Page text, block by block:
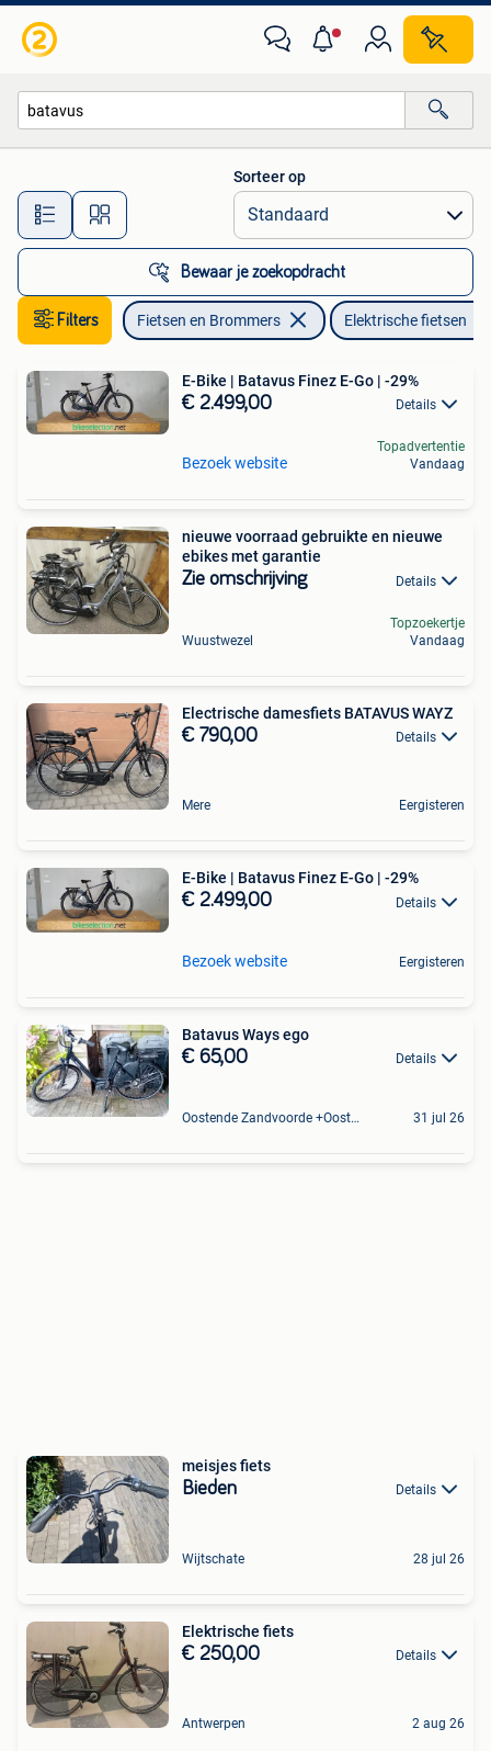
Alle afstanden…
Sorteer op
Bewaar je zoekopdracht
Filters Fietsen en Brommers Elektrische fietsen
E-Bike | Batavus Finez E-Go | -29%
€ 2.499,00 Details
Bezoek website
Topadvertentie
Vandaag
nieuwe voorraad gebruikte en nieuwe
ebikes met garantie
Zie omschrijving Details
Wuustwezel
Topzoekertje
Vandaag
Electrische damesfiets BATAVUS WAYZ
€ 790,00 Details
Mere Eergisteren
E-Bike | Batavus Finez E-Go | -29%
€ 2.499,00 Details
Bezoek website Eergisteren
Batavus Ways ego
€ 65,00 Details
Oostende Zandvoorde +Oostende 31 jul 26
meisjes fiets
Bieden Details
Wijtschate 28 jul 26
Elektrische fiets
€ 250,00 Details
Antwerpen 2 aug 26